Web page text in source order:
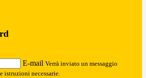
E-mail Verrà inviato un messaggio
istruzioni necessarie.